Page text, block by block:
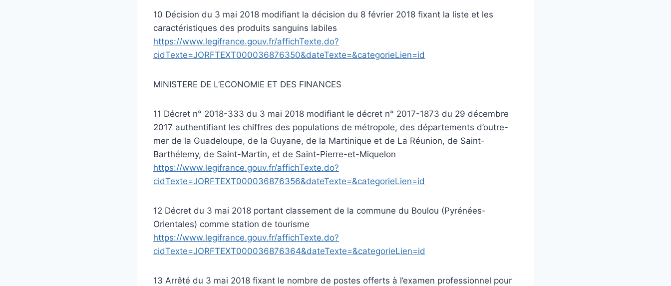
10 Décision du 3 mai 2018 modifiant la décision du 8 février 2018 fixant la liste et les
caractéristiques des produits sanguins labiles
https://www.legifrance.gouv.fr/affichTexte.do?
cidTexte=JORFTEXT000036876350&dateTexte=&categorieLien=id
MINISTERE DE L’ECONOMIE ET DES FINANCES
11 Décret n° 2018-333 du 3 mai 2018 modifiant le décret n° 2017-1873 du 29 décembre
2017 authentifiant les chiffres des populations de métropole, des départements d’outre-
mer de la Guadeloupe, de la Guyane, de la Martinique et de La Réunion, de Saint-
Barthélemy, de Saint-Martin, et de Saint-Pierre-et-Miquelon
https://www.legifrance.gouv.fr/affichTexte.do?
cidTexte=JORFTEXT000036876356&dateTexte=&categorieLien=id
12 Décret du 3 mai 2018 portant classement de la commune du Boulou (Pyrénées-
Orientales) comme station de tourisme
https://www.legifrance.gouv.fr/affichTexte.do?
cidTexte=JORFTEXT000036876364&dateTexte=&categorieLien=id
13 Arrêté du 3 mai 2018 fixant le nombre de postes offerts à l’examen professionnel pour